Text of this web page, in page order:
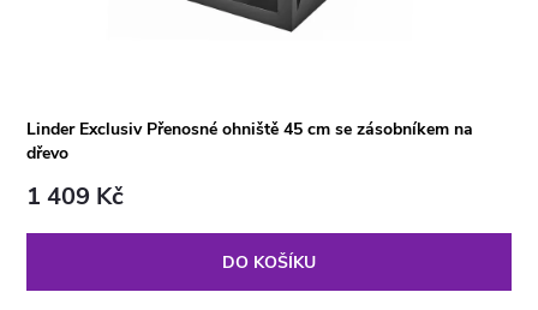
Linder Exclusiv Přenosné ohniště 45 cm se zásobníkem na
dřevo
1 409 Kč
DO KOŠÍKU